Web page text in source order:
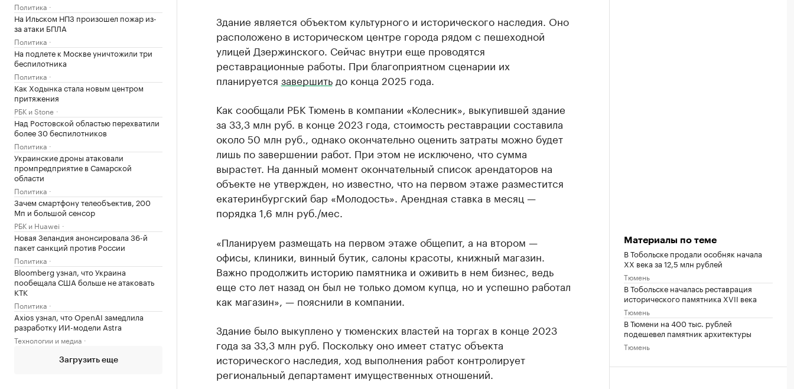
Политика
На Ильском НПЗ произошел пожар из-
за атаки БПЛА
Политика
На подлете к Москве уничтожили три
беспилотника
Политика
Как Ходынка стала новым центром
притяжения
РБК и Stone
Над Ростовской областью перехватили
более 30 беспилотников
Политика
Украинские дроны атаковали
промпредприятие в Самарской
области
Политика
Зачем смартфону телеобъектив, 200
Мп и большой сенсор
РБК и Huawei
Новая Зеландия анонсировала 36-й
пакет санкций против России
Политика
Bloomberg узнал, что Украина
пообещала США больше не атаковать
КТК
Политика
Axios узнал, что OpenAI замедлила
разработку ИИ-модели Astra
Технологии и медиа
Загрузить еще
Здание является объектом культурного и исторического наследия. Оно
расположено в историческом центре города рядом с пешеходной
улицей Дзержинского. Сейчас внутри еще проводятся
реставрационные работы. При благоприятном сценарии их
планируется завершитьдо конца 2025 года.
Как сообщали РБК Тюмень в компании «Колесник», выкупившей здание
за 33,3 млн руб. в конце 2023 года, стоимость реставрации составила
около 50 млн руб., однако окончательно оценить затраты можно будет
лишь по завершении работ. При этом не исключено, что сумма
вырастет. На данный момент окончательный список арендаторов на
объекте не утвержден, но известно, что на первом этаже разместится
екатеринбургский бар «Молодость». Арендная ставка в месяц —
порядка 1,6 млн руб./мес.
«Планируем размещать на первом этаже общепит, а на втором —
офисы, клиники, винный бутик, салоны красоты, книжный магазин.
Важно продолжить историю памятника и оживить в нем бизнес, ведь
еще сто лет назад он был не только домом купца, но и успешно работал
как магазин», — пояснили в компании.
Здание было выкуплено у тюменских властей на торгах в конце 2023
года за 33,3 млн руб. Поскольку оно имеет статус объекта
исторического наследия, ход выполнения работ контролирует
региональный департамент имущественных отношений.
Материалы по теме
В Тобольске продали особняк начала
XX века за 12,5 млн рублей
Тюмень
В Тобольске началась реставрация
исторического памятника XVII века
Тюмень
В Тюмени на 400 тыс. рублей
подешевел памятник архитектуры
Тюмень